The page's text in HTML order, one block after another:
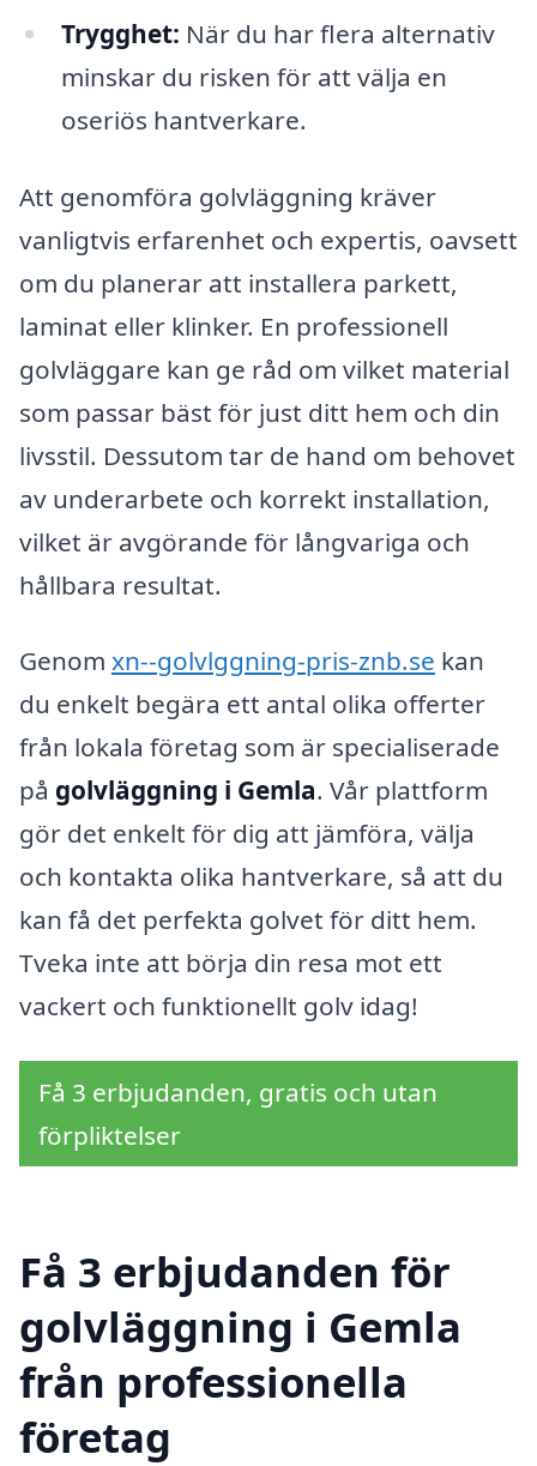
Trygghet: När du har flera alternativ
minskar du risken för att välja en
oseriös hantverkare.
Att genomföra golvläggning kräver
vanligtvis erfarenhet och expertis, oavsett
om du planerar att installera parkett,
laminat eller klinker. En professionell
golvläggare kan ge råd om vilket material
som passar bäst för just ditt hem och din
livsstil. Dessutom tar de hand om behovet
av underarbete och korrekt installation,
vilket är avgörande för långvariga och
hållbara resultat.
Genom xn--golvlggning-pris-znb.se kan
du enkelt begära ett antal olika offerter
från lokala företag som är specialiserade
på golvläggning i Gemla. Vår plattform
gör det enkelt för dig att jämföra, välja
och kontakta olika hantverkare, så att du
kan få det perfekta golvet för ditt hem.
Tveka inte att börja din resa mot ett
vackert och funktionellt golv idag!
Få 3 erbjudanden, gratis och utan
förpliktelser
Få 3 erbjudanden för
golvläggning i Gemla
från professionella
företag